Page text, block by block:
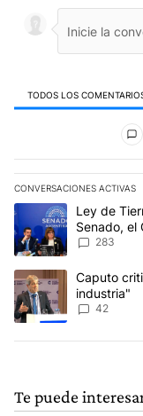
TODOS LOS
Todos los
CONVERSACIONES ACTIVAS
Este listado muestra
Un artículo deLey de
Senado, el
del proyecto
283
Un artículo deCaputo
industria"
42